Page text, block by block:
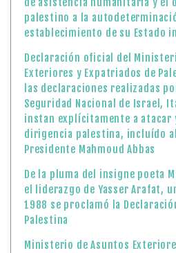
palestino a la
establecimiento de su Estado
Declaración oficial del
Exteriores y Expatriados de
las declaraciones realizadas
Seguridad Nacional de Israel,
instan explícitamente a atacar
dirigencia palestina, incluído al
Presidente Mahmoud Abbas
De la pluma del insigne poeta
el liderazgo de Yasser Arafat,
1988 se proclamó la
Palestina
Ministerio de Asuntos